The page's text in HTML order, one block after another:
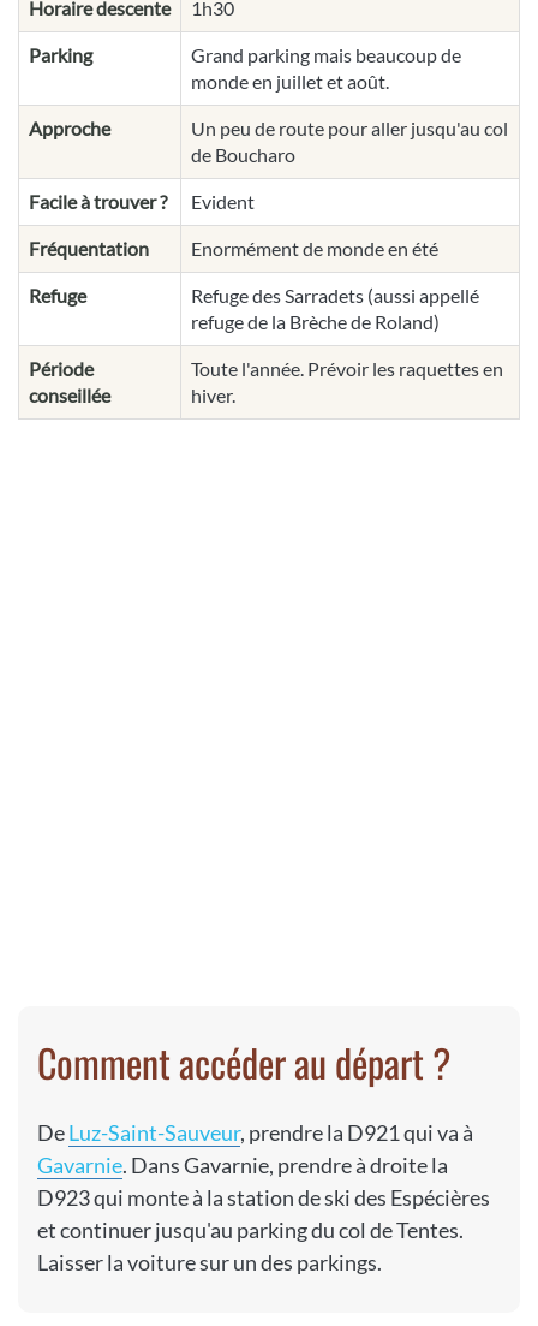
Horaire descente 1h30
Parking
Grand parking mais beaucoup de
monde en juillet et août.
Approche
Un peu de route pour aller jusqu'au col
de Boucharo
Facile à trouver ? Evident
Fréquentation Enormément de monde en été
Refuge
Refuge des Sarradets (aussi appellé
refuge de la Brèche de Roland)
Période
conseillée
Toute l'année. Prévoir les raquettes en
hiver.
Comment accéder au départ ?
DeLuz-Saint-Sauveur, prendre la D921 qui va à
Gavarnie. Dans Gavarnie, prendre à droite la
D923 qui monte à la station de ski des Espécières
et continuer jusqu'au parking du col de Tentes.
Laisser la voiture sur un des parkings.